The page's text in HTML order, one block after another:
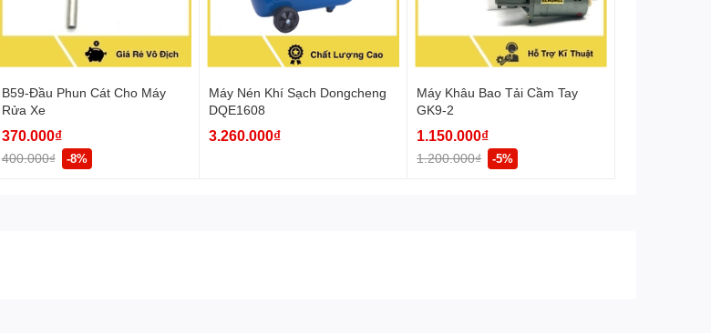
B59-Đầu Phun Cát Cho Máy
Rửa Xe
370.000₫
400.000₫ -8%
Máy Nén Khí Sạch Dongcheng
DQE1608
3.260.000₫
Máy Khâu Bao Tải Cầm Tay
GK9-2
1.150.000₫
1.200.000₫ -5%